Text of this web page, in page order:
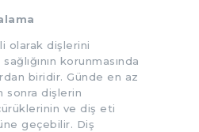
olarak dişlerini
korunmasında
biridir. Günde en az
sonra dişlerin
ve diş eti
geçebilir. Diş